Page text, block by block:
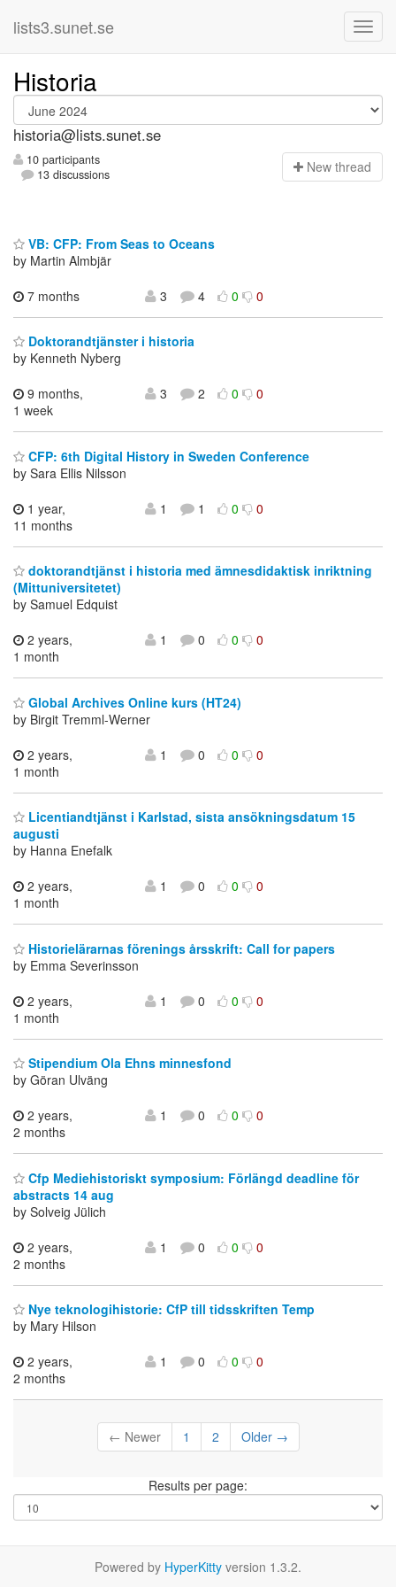
lists3.sunet.se
Historia
historia@lists.sunet.se
10 participants
13 discussions
New thread
VB: CFP: From Seas to Oceans
by Martin Almbjär
7 months
3 4 0 0
Doktorandtjänster i historia
by Kenneth Nyberg
9 months,
1 week
3 2 0 0
CFP: 6th Digital History in Sweden Conference
by Sara Ellis Nilsson
1 year,
11 months
1 1 0 0
doktorandtjänst i historia med ämnesdidaktisk inriktning
(Mittuniversitetet)
by Samuel Edquist
2 years,
1 month
1 0 0 0
Global Archives Online kurs (HT24)
by Birgit Tremml-Werner
2 years,
1 month
1 0 0 0
Licentiandtjänst i Karlstad, sista ansökningsdatum 15
augusti
by Hanna Enefalk
2 years,
1 month
1 0 0 0
Historielärarnas förenings årsskrift: Call for papers
by Emma Severinsson
2 years,
1 month
1 0 0 0
Stipendium Ola Ehns minnesfond
by Göran Ulväng
2 years,
2 months
1 0 0 0
Cfp Mediehistoriskt symposium: Förlängd deadline för
abstracts 14 aug
by Solveig Jülich
2 years,
2 months
1 0 0 0
Nye teknologihistorie: CfP till tidsskriften Temp
by Mary Hilson
2 years,
2 months
1 0 0 0
← Newer 1 2 Older →
Results per page:
Powered by HyperKitty version 1.3.2.